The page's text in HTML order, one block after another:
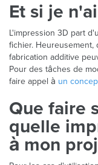
Et si je
L'impression 3D part
fichier.
fabrication additive
Pour des tâches de
faire appel à un
Que faire
quelle
à mon